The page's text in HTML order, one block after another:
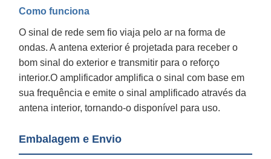
Como funciona
O sinal de rede sem fio viaja pelo ar na forma de
ondas. A antena exterior é projetada para receber o
bom sinal do exterior e transmitir para o reforço
interior.O amplificador amplifica o sinal com base em
sua frequência e emite o sinal amplificado através da
antena interior, tornando-o disponível para uso.
Embalagem e Envio